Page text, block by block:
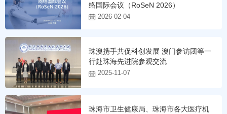
络国际会议（RoSeN 2026）
2026-02-04
珠澳携手共促科创发展 澳门参访团等一
行赴珠海先进院参观交流
2025-11-07
珠海市卫生健康局、珠海市各大医疗机